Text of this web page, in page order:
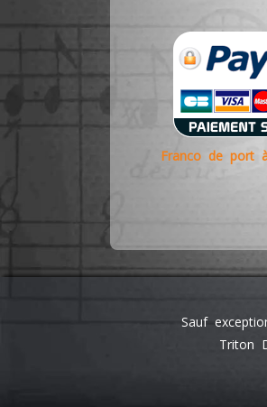
Franco de port
Sauf
Triton